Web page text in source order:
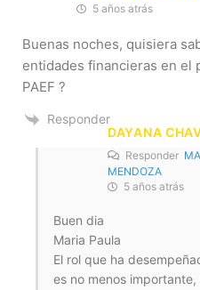
5 años atrás
Buenas noches, quisiera
entidades financieras en el
PAEF ?
Responder
DAYANA
Responder
MENDOZA
5 años atrás
Buen dia
Maria Paula
El rol que ha
es no menos